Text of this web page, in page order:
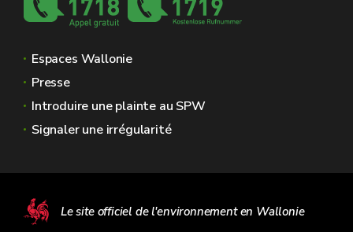
Espaces Wallonie
Presse
Introduire une plainte au SPW
Signaler une irrégularité
Le site officiel de l'environnement en Wallonie